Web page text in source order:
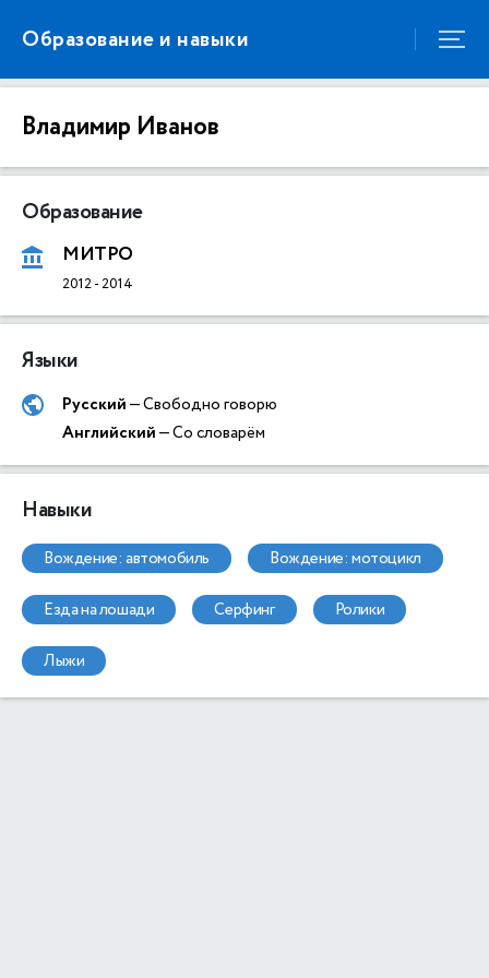
Образование и навыки
Владимир Иванов
Образование
МИТРО
2012-2014
Языки
Русский— Свободно говорю
Английский— Со словарём
Навыки
вождение: автомобиль вождение: мотоцикл
езда на лошади серфинг ролики
лыжи